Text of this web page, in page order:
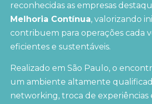
reconhecidas as empresas
Melhoria Contínua, valorizando
contribuem para operações cada
eficientes e sustentáveis.
Realizado em São Paulo, o
um ambiente altamente
networking, troca de experiências